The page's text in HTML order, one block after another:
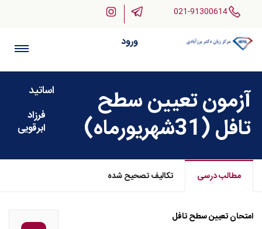
021-91300614
ورود
آزمون تعیین سطح
تافل (31شهریورماه)
اساتید
فرزاد
ابرقویی
مطالب درسی تکالیف تصحیح شده
امتحان تعیین سطح تافل